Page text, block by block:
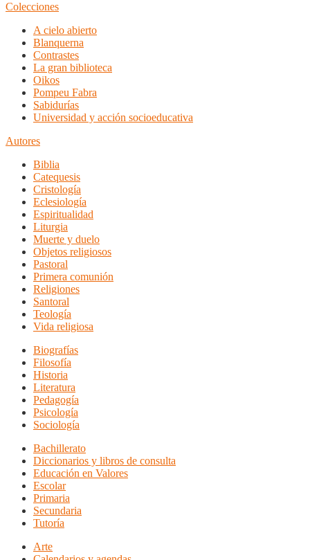
Colecciones
A cielo abierto
Blanquerna
Contrastes
La gran biblioteca
Oikos
Pompeu Fabra
Sabidurías
Universidad y acción socioeducativa
Autores
Biblia
Catequesis
Cristología
Eclesiología
Espiritualidad
Liturgia
Muerte y duelo
Objetos religiosos
Pastoral
Primera comunión
Religiones
Santoral
Teología
Vida religiosa
Biografías
Filosofía
Historia
Literatura
Pedagogía
Psicología
Sociología
Bachillerato
Diccionarios y libros de consulta
Educación en Valores
Escolar
Primaria
Secundaria
Tutoría
Arte